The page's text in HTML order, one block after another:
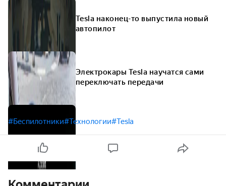
Tesla наконец-то выпустила новый
автопилот
Электрокары Tesla научатся сами
переключать передачи
#Беспилотники#Технологии#Tesla